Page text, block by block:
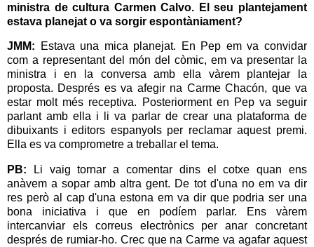
ministra de cultura Carmen Calvo. El seu plantejament
estava planejat o va sorgir espontàniament?
JMM: Estava una mica planejat. En Pep em va convidar
com a representant del món del còmic, em va presentar la
ministra i en la conversa amb ella vàrem plantejar la
proposta. Després es va afegir na Carme Chacón, que va
estar molt més receptiva. Posteriorment en Pep va seguir
parlant amb ella i li va parlar de crear una plataforma de
dibuixants i editors espanyols per reclamar aquest premi.
Ella es va comprometre a treballar el tema.
PB: Li vaig tornar a comentar dins el cotxe quan ens
anàvem a sopar amb altra gent. De tot d'una no em va dir
res però al cap d'una estona em va dir que podria ser una
bona iniciativa i que en podíem parlar. Ens vàrem
intercanviar els correus electrònics per anar concretant
després de rumiar-ho. Crec que na Carme va agafar aquest